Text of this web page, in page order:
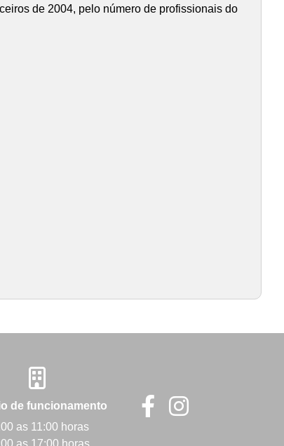
de 2004, pelo número de profissionais do
de funcionamento
as 11:00 horas
as 17:00 horas